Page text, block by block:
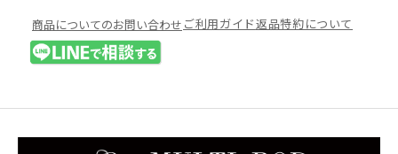
商品についてのお問い合わせ ご利用ガイド返品特約について